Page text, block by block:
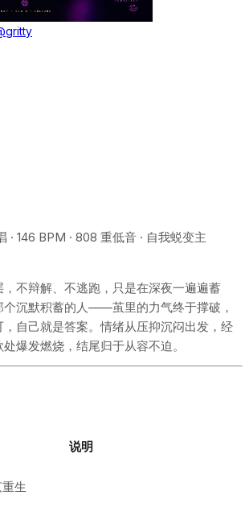
· 146 BPM · 808 重低音 · 自我蜕变主
不辩解、不逃跑，只是在深夜一遍遍蓄
个沉默积蓄的人——茧里的力气终于撑破，
自己就是答案。情绪从压抑沉闷出发，经
爆发燃烧，结尾归于从容不迫。
说明
重生